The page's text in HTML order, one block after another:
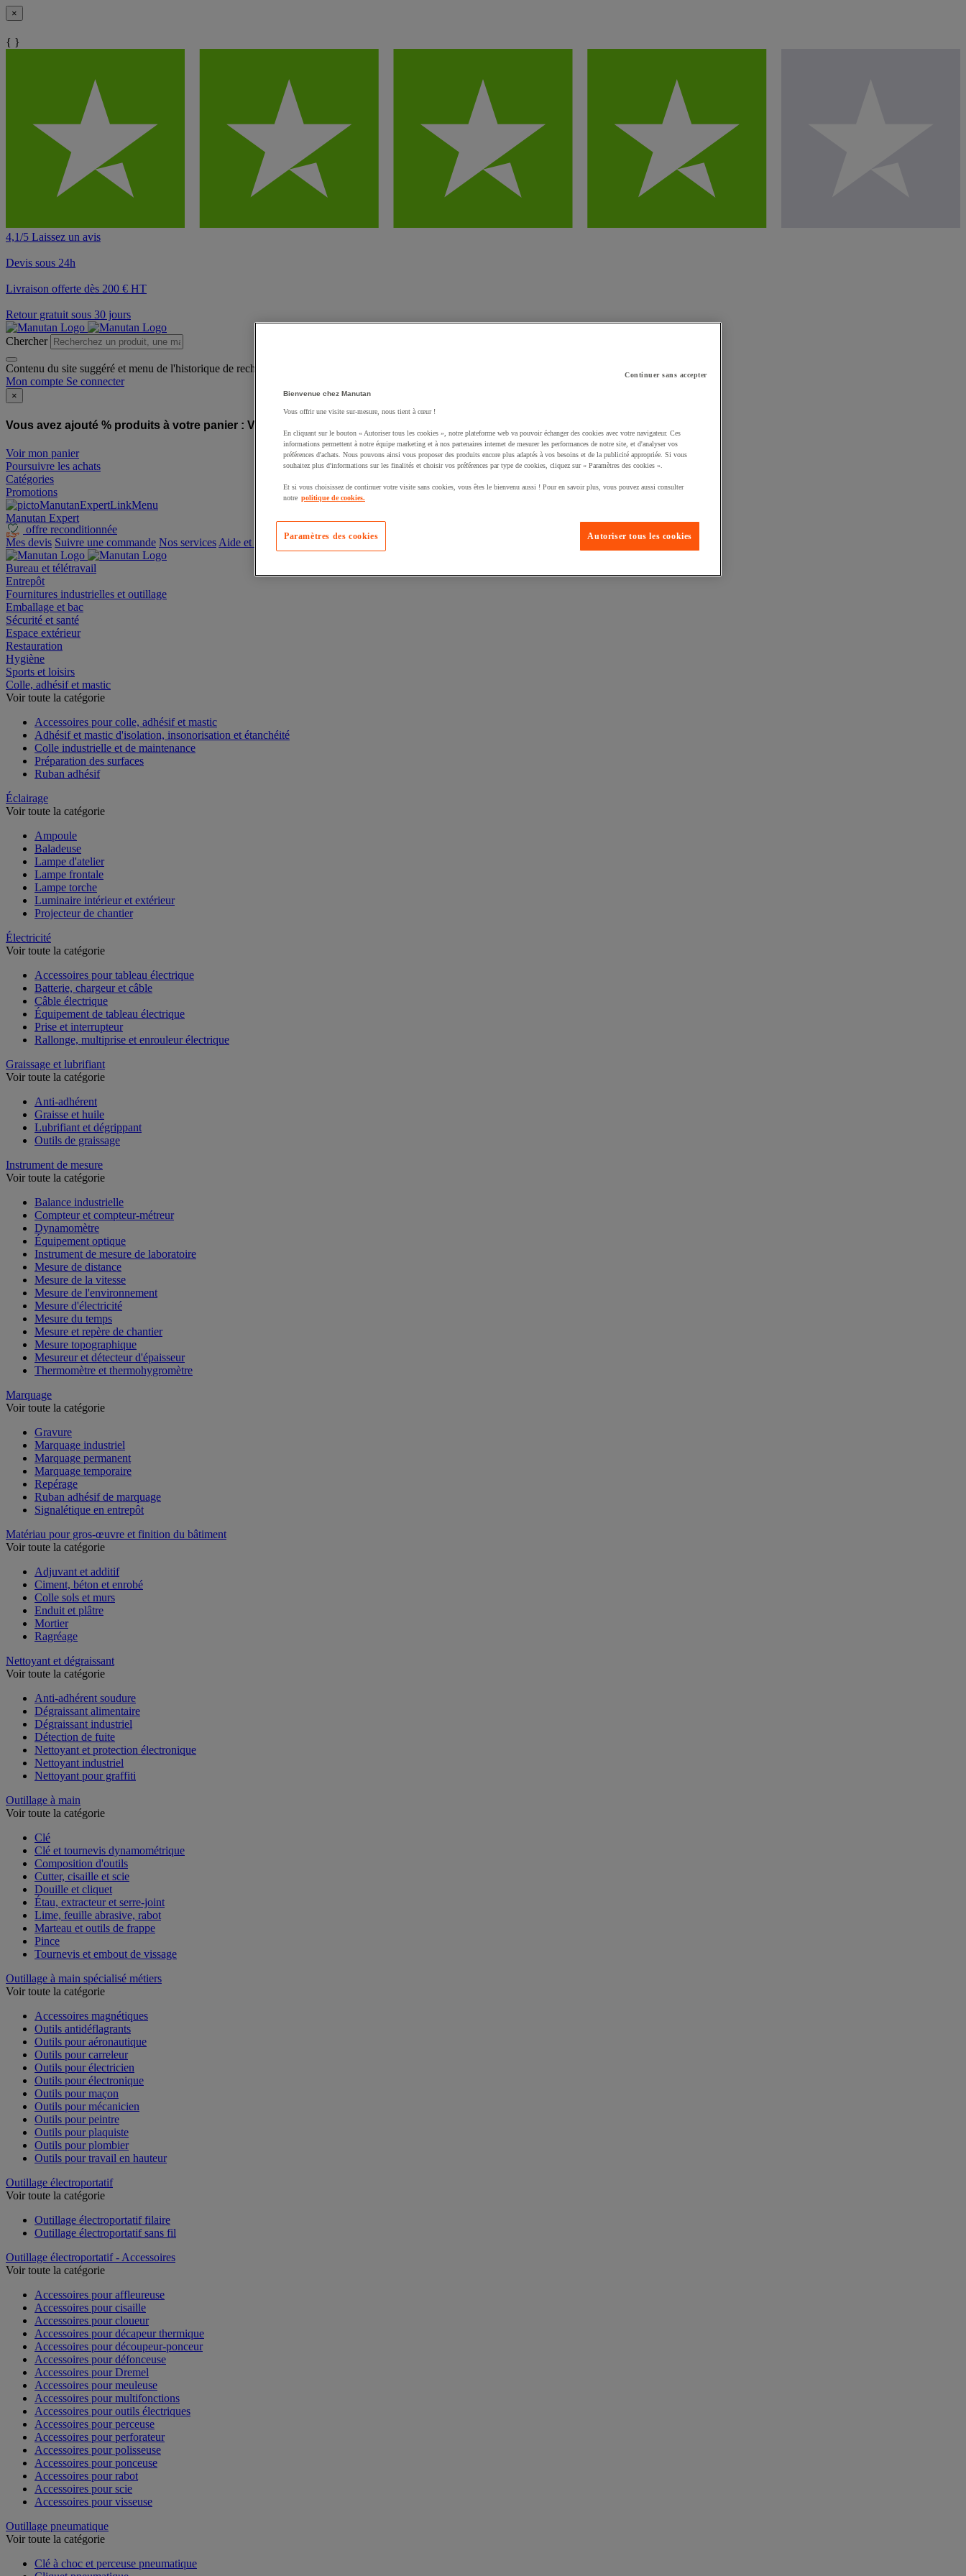
×
{ }
4,1/5 Laissez un avis
Devis sous 24h
Livraison offerte dès 200 € HT
Retour gratuit sous 30 jours
Chercher
Contenu du site suggéré et menu de l'historique de recherche
Mon compte Se connecter
×
Vous avez ajouté % produits à votre panier : Vous avez ajouté un produit à votre panier :
Voir mon panier
Poursuivre les achats
Catégories
Promotions
Manutan Expert
offre reconditionnée
Mes devis Suivre une commande Nos services Aide et contact
Bureau et télétravail
Entrepôt
Fournitures industrielles et outillage
Emballage et bac
Sécurité et santé
Espace extérieur
Restauration
Hygiène
Sports et loisirs
Colle, adhésif et mastic
Voir toute la catégorie
Accessoires pour colle, adhésif et mastic
Adhésif et mastic d'isolation, insonorisation et étanchéité
Colle industrielle et de maintenance
Préparation des surfaces
Ruban adhésif
Éclairage
Voir toute la catégorie
Ampoule
Baladeuse
Lampe d'atelier
Lampe frontale
Lampe torche
Luminaire intérieur et extérieur
Projecteur de chantier
Électricité
Voir toute la catégorie
Accessoires pour tableau électrique
Batterie, chargeur et câble
Câble électrique
Équipement de tableau électrique
Prise et interrupteur
Rallonge, multiprise et enrouleur électrique
Graissage et lubrifiant
Voir toute la catégorie
Anti-adhérent
Graisse et huile
Lubrifiant et dégrippant
Outils de graissage
Instrument de mesure
Voir toute la catégorie
Balance industrielle
Compteur et compteur-métreur
Dynamomètre
Équipement optique
Instrument de mesure de laboratoire
Mesure de distance
Mesure de la vitesse
Mesure de l'environnement
Mesure d'électricité
Mesure du temps
Mesure et repère de chantier
Mesure topographique
Mesureur et détecteur d'épaisseur
Thermomètre et thermohygromètre
Marquage
Voir toute la catégorie
Gravure
Marquage industriel
Marquage permanent
Marquage temporaire
Repérage
Ruban adhésif de marquage
Signalétique en entrepôt
Matériau pour gros-œuvre et finition du bâtiment
Voir toute la catégorie
Adjuvant et additif
Ciment, béton et enrobé
Colle sols et murs
Enduit et plâtre
Mortier
Ragréage
Nettoyant et dégraissant
Voir toute la catégorie
Anti-adhérent soudure
Dégraissant alimentaire
Dégraissant industriel
Détection de fuite
Nettoyant et protection électronique
Nettoyant industriel
Nettoyant pour graffiti
Outillage à main
Voir toute la catégorie
Clé
Clé et tournevis dynamométrique
Composition d'outils
Cutter, cisaille et scie
Douille et cliquet
Étau, extracteur et serre-joint
Lime, feuille abrasive, rabot
Marteau et outils de frappe
Pince
Tournevis et embout de vissage
Outillage à main spécialisé métiers
Voir toute la catégorie
Accessoires magnétiques
Outils antidéflagrants
Outils pour aéronautique
Outils pour carreleur
Outils pour électricien
Outils pour électronique
Outils pour maçon
Outils pour mécanicien
Outils pour peintre
Outils pour plaquiste
Outils pour plombier
Outils pour travail en hauteur
Outillage électroportatif
Voir toute la catégorie
Outillage électroportatif filaire
Outillage électroportatif sans fil
Outillage électroportatif - Accessoires
Voir toute la catégorie
Accessoires pour affleureuse
Accessoires pour cisaille
Accessoires pour cloueur
Accessoires pour décapeur thermique
Accessoires pour découpeur-ponceur
Accessoires pour défonceuse
Accessoires pour Dremel
Accessoires pour meuleuse
Accessoires pour multifonctions
Accessoires pour outils électriques
Accessoires pour perceuse
Accessoires pour perforateur
Accessoires pour polisseuse
Accessoires pour ponceuse
Accessoires pour rabot
Accessoires pour scie
Accessoires pour visseuse
Outillage pneumatique
Voir toute la catégorie
Clé à choc et perceuse pneumatique
Continuer sans accepter
Bienvenue chez Manutan
Vous offrir une visite sur-mesure, nous tient à cœur !
En cliquant sur le bouton « Autoriser tous les cookies », notre plateforme web va pouvoir échanger des cookies avec votre navigateur. Ces
informations permettent à notre équipe marketing et à nos partenaires internet de mesurer les performances de notre site, et d'analyser vos
préférences d'achats. Nous pouvons ainsi vous proposer des produits encore plus adaptés à vos besoins et de la publicité appropriée. Si vous
souhaitez plus d'informations sur les finalités et choisir vos préférences par type de cookies, cliquez sur « Paramètres des cookies ».
Et si vous choisissez de continuer votre visite sans cookies, vous êtes le bienvenu aussi ! Pour en savoir plus, vous pouvez aussi consulter
notre politique de cookies.
Autoriser tous les cookies
Paramètres des cookies